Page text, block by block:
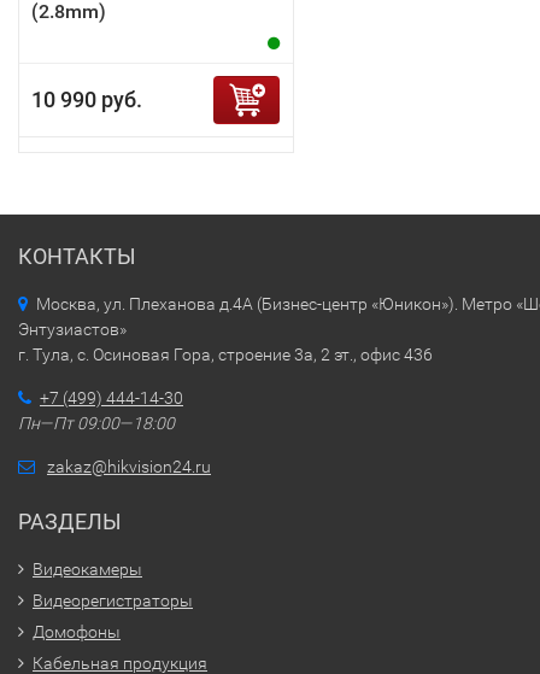
(2.8mm)
10 990 руб.
КОНТАКТЫ
Москва, ул. Плеханова д.4А (Бизнес-центр «Юникон»). Метро
Энтузиастов»
г. Тула, с. Осиновая Гора, строение 3а, 2 эт., офис 436
+7 (499) 444-14-30
Пн—Пт 09:00—18:00
zakaz@hikvision24.ru
РАЗДЕЛЫ
Видеокамеры
Видеорегистраторы
Домофоны
Кабельная продукция